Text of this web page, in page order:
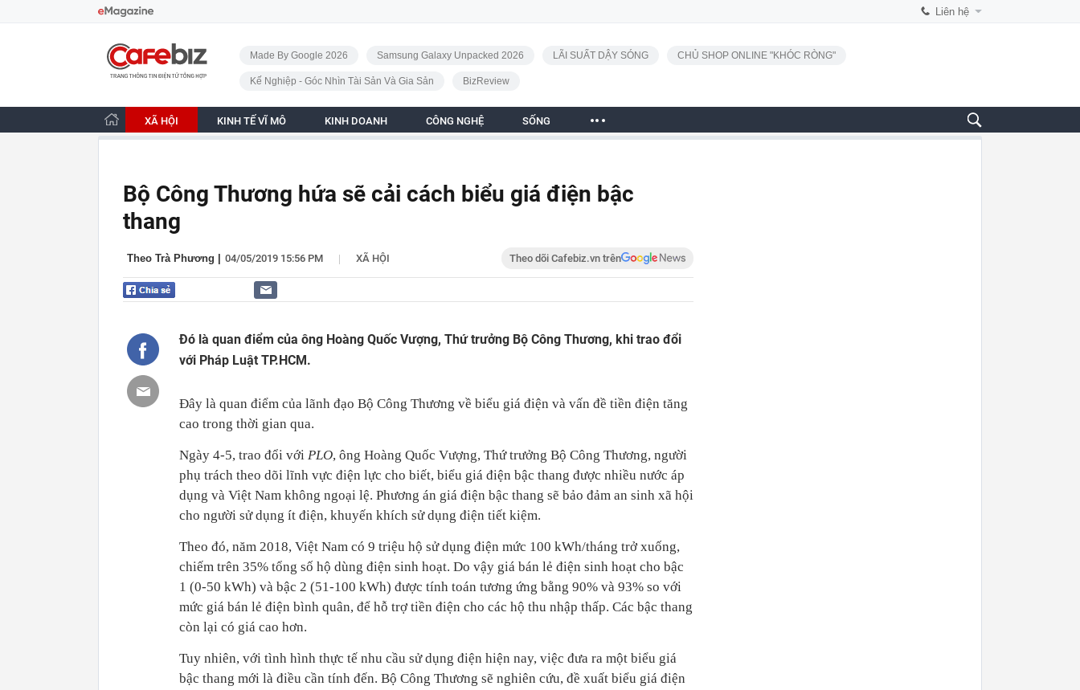
Liên hệ
CafeBiz - Trang chủ
Made By Google 2026 Samsung Galaxy Unpacked 2026 LÃI SUẤT DẬY SÓNG CHỦ SHOP ONLINE "KHÓC RÒNG"
Kế Nghiệp - Góc Nhìn Tài Sản Và Gia Sản BizReview
XÃ HỘI KINH TẾ VĨ MÔ KINH DOANH CÔNG NGHỆ SỐNG
Bộ Công Thương hứa sẽ cải cách biểu giá điện bậc
thang
Theo Trà Phương 04/05/2019 15:56 PM | XÃ HỘI Theo dõi Cafebiz.vn trên
Đó là quan điểm của ông Hoàng Quốc Vượng, Thứ trưởng Bộ Công Thương, khi trao đổi
với Pháp Luật TP.HCM.
Đây là quan điểm của lãnh đạo Bộ Công Thương về biểu giá điện và vấn đề tiền điện tăng
cao trong thời gian qua.
Ngày 4-5, trao đổi với PLO, ông Hoàng Quốc Vượng, Thứ trưởng Bộ Công Thương, người
phụ trách theo dõi lĩnh vực điện lực cho biết, biểu giá điện bậc thang được nhiều nước áp
dụng và Việt Nam không ngoại lệ. Phương án giá điện bậc thang sẽ bảo đảm an sinh xã hội
cho người sử dụng ít điện, khuyến khích sử dụng điện tiết kiệm.
Theo đó, năm 2018, Việt Nam có 9 triệu hộ sử dụng điện mức 100 kWh/tháng trở xuống,
chiếm trên 35% tổng số hộ dùng điện sinh hoạt. Do vậy giá bán lẻ điện sinh hoạt cho bậc
1 (0-50 kWh) và bậc 2 (51-100 kWh) được tính toán tương ứng bằng 90% và 93% so với
mức giá bán lẻ điện bình quân, để hỗ trợ tiền điện cho các hộ thu nhập thấp. Các bậc thang
còn lại có giá cao hơn.
Tuy nhiên, với tình hình thực tế nhu cầu sử dụng điện hiện nay, việc đưa ra một biểu giá
bậc thang mới là điều cần tính đến. Bộ Công Thương sẽ nghiên cứu, đề xuất biểu giá điện